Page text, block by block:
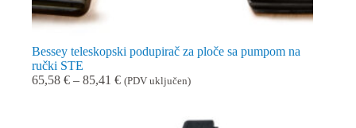
Bessey teleskopski podupirač za ploče sa pumpom na
ručki STE
65,58 € – 85,41 €Raspon
(PDV uključen)